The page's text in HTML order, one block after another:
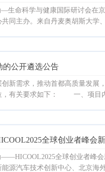
—生命科学与健康国际研讨会在
同主办。来自丹麦奥胡斯大学
的公开遴选公告
新需求，推动首都高质量发展
位，有关要求如下： 一、
全球创业者峰会
全球创业者峰
源汽车技术创新中心、北京海